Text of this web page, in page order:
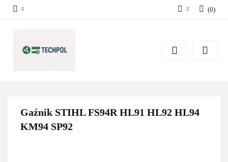
Zarejestruj się
(0)
Gaźnik STIHL FS94R HL91 HL92 HL94
KM94 SP92